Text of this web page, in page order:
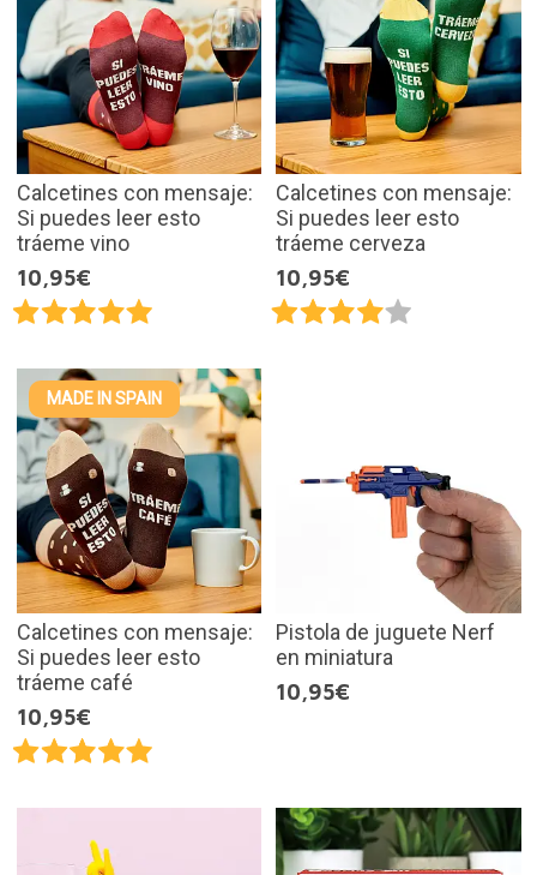
Calcetines con mensaje:
Si puedes leer esto
tráeme vino
10,95€
Calcetines con mensaje:
Si puedes leer esto
tráeme cerveza
10,95€
MADE IN SPAIN
Calcetines con mensaje:
Si puedes leer esto
tráeme café
10,95€
Pistola de juguete Nerf
en miniatura
10,95€